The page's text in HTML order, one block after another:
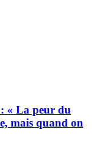
: « La peur du
mais quand on